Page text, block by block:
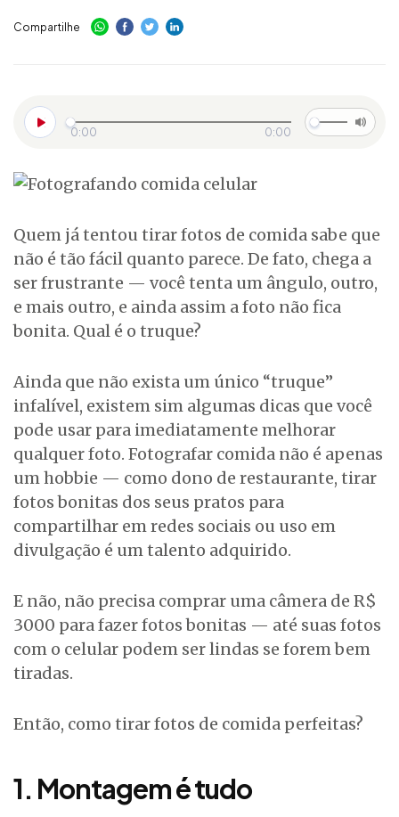
Compartilhe
0:00 0:00
Quem já tentou tirar fotos de comida sabe que
não é tão fácil quanto parece. De fato, chega a
ser frustrante — você tenta um ângulo, outro,
e mais outro, e ainda assim a foto não fica
bonita. Qual é o truque?
Ainda que não exista um único “truque”
infalível, existem sim algumas dicas que você
pode usar para imediatamente melhorar
qualquer foto. Fotografar comida não é apenas
um hobbie — como dono de restaurante, tirar
fotos bonitas dos seus pratos para
compartilhar em redes sociais ou uso em
divulgação é um talento adquirido.
E não, não precisa comprar uma câmera de R$
3000 para fazer fotos bonitas — até suas fotos
com o celular podem ser lindas se forem bem
tiradas.
Então, como tirar fotos de comida perfeitas?
1. Montagem é tudo